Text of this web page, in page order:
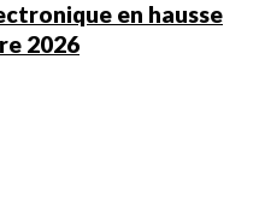
en hausse
2026